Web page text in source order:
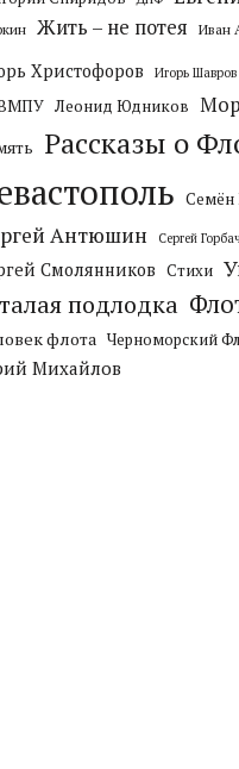
Жить – не потея Иван
Христофоров Игорь Шавров
Леонид Юдников
Рассказы о
Семён
Антюшин Сергей
Смолянников Стихи
подлодка
флота Черноморский
Михайлов